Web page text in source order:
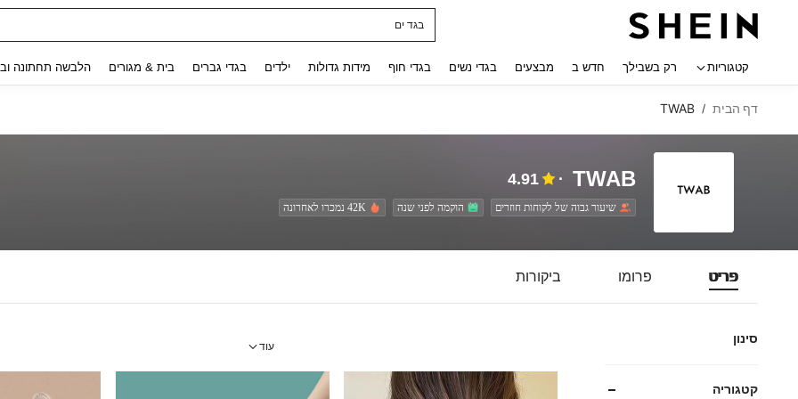
חולצות נשים
קטגוריות רק בשבילך חדש ב מבצעים בגדי נשים בגדי חוף מידות גדולות ילדים בגדי גברים בית & מגורים הלבשה תחתונה
דף הבית /
TWAB
TWAB
4.91
שיעור גבוה של לקוחות חוזרים הוקמה לפני שנה 42K נמכרו לאחרונה
פריט פרומו ביקורות
סינון
קטגוריה
עוד